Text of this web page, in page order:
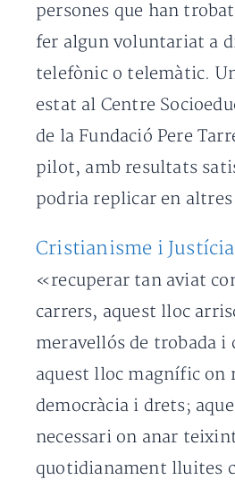
persones que han
fer algun voluntariat a
telefònic o telemàtic.
estat al Centre
de la Fundació Pere
pilot, amb resultats
podria replicar en
Cristianisme i Justícia
«recuperar tan aviat
carrers, aquest lloc
meravellós de trobada i
aquest lloc magnífic on
democràcia i drets;
necessari on anar
quotidianament lluites